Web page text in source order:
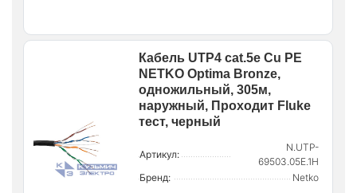
Кабель UTP4 cat.5е Cu PE
NETKO Optima Bronze,
одножильный, 305м,
наружный, Проходит Fluke
тест, черный
Артикул:
N.UTP-
69503.05E.1H
Бренд:
Netko